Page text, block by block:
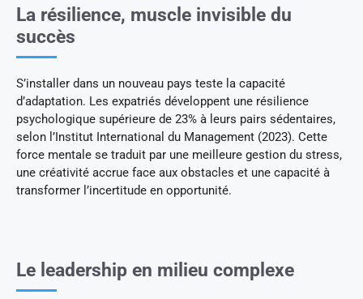
La résilience, muscle invisible du
succès
S’installer dans un nouveau pays teste la capacité
d’adaptation. Les expatriés développent une résilience
psychologique supérieure de 23% à leurs pairs sédentaires,
selon l’Institut International du Management (2023). Cette
force mentale se traduit par une meilleure gestion du stress,
une créativité accrue face aux obstacles et une capacité à
transformer l’incertitude en opportunité.
Le leadership en milieu complexe